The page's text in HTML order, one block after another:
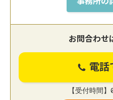
お問合わせ
電話
【受付時間